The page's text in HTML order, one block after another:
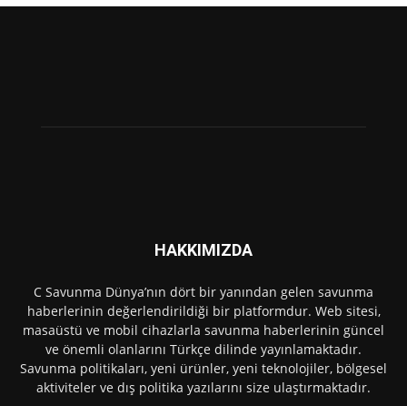
HAKKIMIZDA
C Savunma Dünya’nın dört bir yanından gelen savunma
haberlerinin değerlendirildiği bir platformdur. Web sitesi,
masaüstü ve mobil cihazlarla savunma haberlerinin güncel
ve önemli olanlarını Türkçe dilinde yayınlamaktadır.
Savunma politikaları, yeni ürünler, yeni teknolojiler, bölgesel
aktiviteler ve dış politika yazılarını size ulaştırmaktadır.